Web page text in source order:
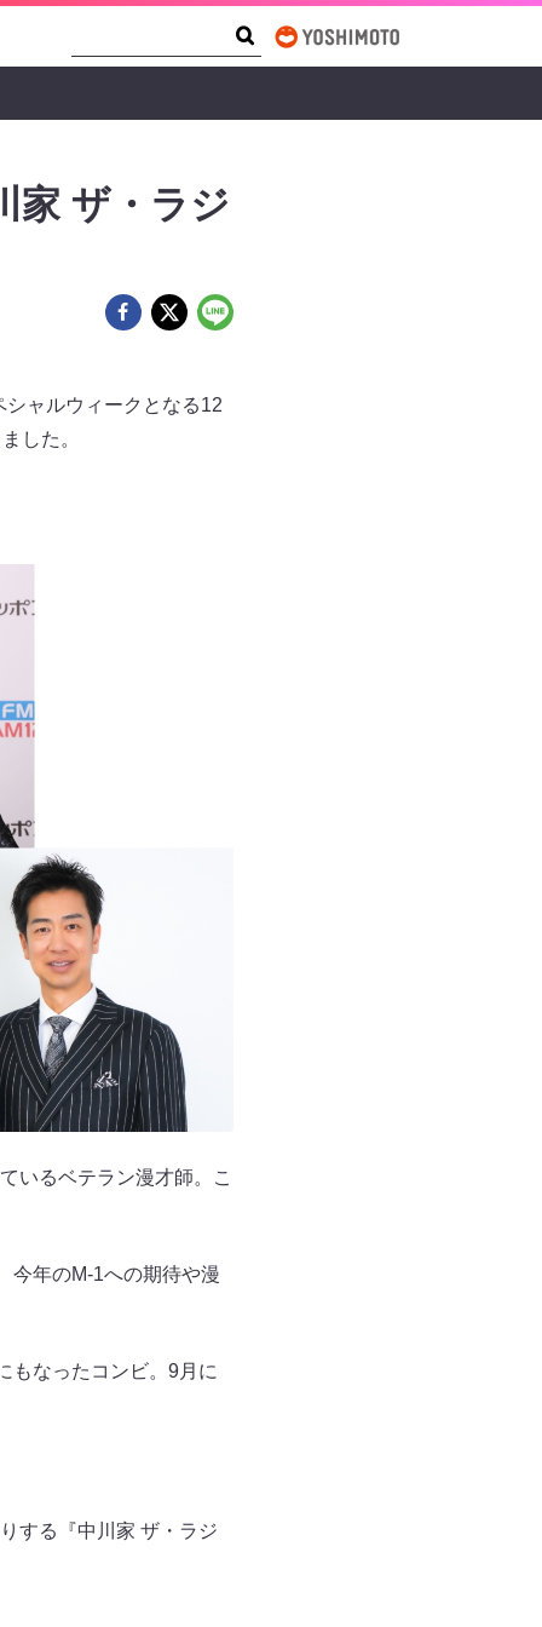
家 ザ・ラジ
シャルウィークとなる12
した。
いるベテラン漫才師。こ
今年のM-1への期待や漫
もなったコンビ。9月に
する『中川家 ザ・ラジ